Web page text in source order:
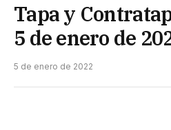
Tapa y
5 de enero de
5 de enero de 2022